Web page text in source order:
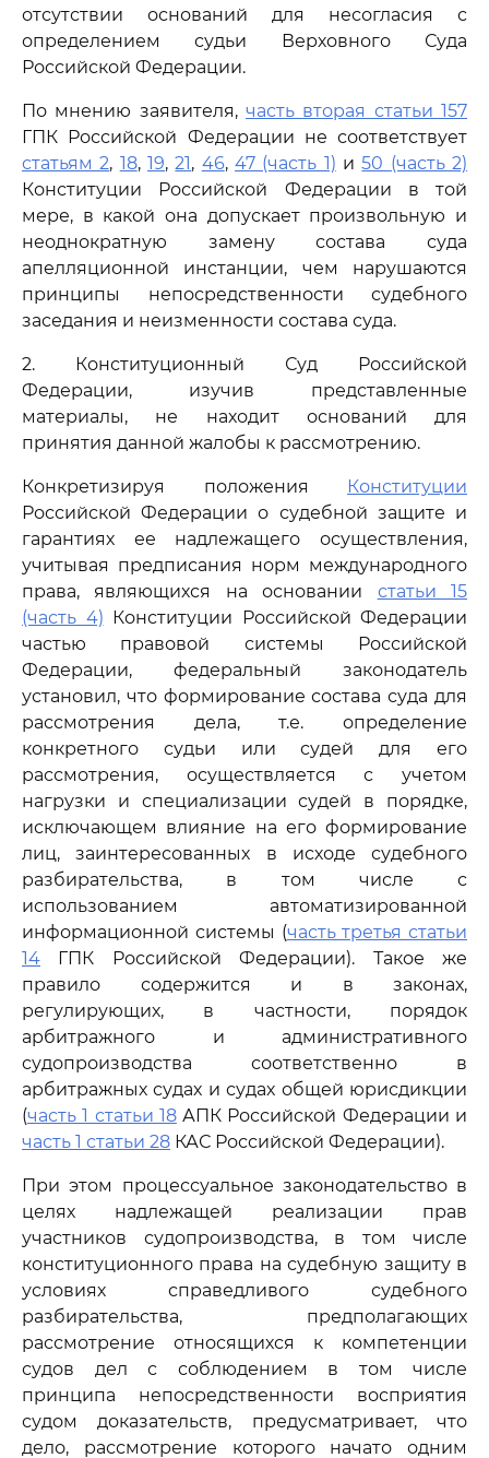
отсутствии оснований для несогласия с
определением судьи Верховного Суда
Российской Федерации.
По мнению заявителя, часть вторая статьи 157
ГПК Российской Федерации не соответствует
статьям 2, 18,19,21, 46,47 (часть 1) и50 (часть 2)
Конституции Российской Федерации в той
мере, в какой она допускает произвольную и
неоднократную замену состава суда
апелляционной инстанции, чем нарушаются
принципы непосредственности судебного
заседания и неизменности состава суда.
2. Конституционный Суд Российской
Федерации, изучив представленные
материалы, не находит оснований для
принятия данной жалобы к рассмотрению.
Конкретизируя положения
Конституции
Российской Федерации о судебной защите и
гарантиях ее надлежащего осуществления,
учитывая предписания норм международного
права, являющихся на основании статьи 15
(часть 4) Конституции Российской Федерации
частью правовой системы Российской
Федерации, федеральный законодатель
установил, что формирование состава суда для
рассмотрения дела, т.е. определение
конкретного судьи или судей для его
рассмотрения, осуществляется с учетом
нагрузки и специализации судей в порядке,
исключающем влияние на его формирование
лиц, заинтересованных в исходе судебного
разбирательства, в том числе с
использованием автоматизированной
информационной системы (часть третья статьи
14 ГПК Российской Федерации). Такое же
правило содержится и в законах,
регулирующих, в частности, порядок
арбитражного и административного
судопроизводства соответственно в
арбитражных судах и судах общей юрисдикции
(часть 1 статьи 18АПК Российской Федерации и
часть 1 статьи 28 КАС Российской Федерации).
При этом процессуальное законодательство в
целях надлежащей реализации прав
участников судопроизводства, в том числе
конституционного права на судебную защиту в
условиях справедливого судебного
разбирательства, предполагающих
рассмотрение относящихся к компетенции
судов дел с соблюдением в том числе
принципа непосредственности восприятия
судом доказательств, предусматривает, что
дело, рассмотрение которого начато одним